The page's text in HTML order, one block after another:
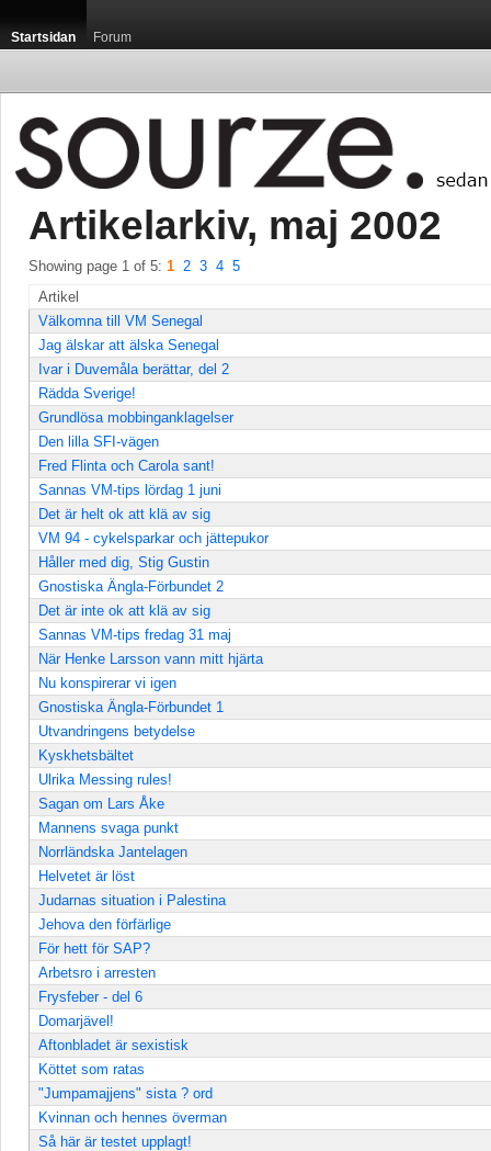
Startsidan Forum
Artikelarkiv, maj 2002
Showing page 1 of 5: 1 2 3 4 5
Artikel
Välkomna till VM Senegal
Jag älskar att älska Senegal
Ivar i Duvemåla berättar, del 2
Rädda Sverige!
Grundlösa mobbinganklagelser
Den lilla SFI-vägen
Fred Flinta och Carola sant!
Sannas VM-tips lördag 1 juni
Det är helt ok att klä av sig
VM 94 - cykelsparkar och jättepukor
Håller med dig, Stig Gustin
Gnostiska Ängla-Förbundet 2
Det är inte ok att klä av sig
Sannas VM-tips fredag 31 maj
När Henke Larsson vann mitt hjärta
Nu konspirerar vi igen
Gnostiska Ängla-Förbundet 1
Utvandringens betydelse
Kyskhetsbältet
Ulrika Messing rules!
Sagan om Lars Åke
Mannens svaga punkt
Norrländska Jantelagen
Helvetet är löst
Judarnas situation i Palestina
Jehova den förfärlige
För hett för SAP?
Arbetsro i arresten
Frysfeber - del 6
Domarjävel!
Aftonbladet är sexistisk
Köttet som ratas
"Jumpamajjens" sista ? ord
Kvinnan och hennes överman
Så här är testet upplagt!